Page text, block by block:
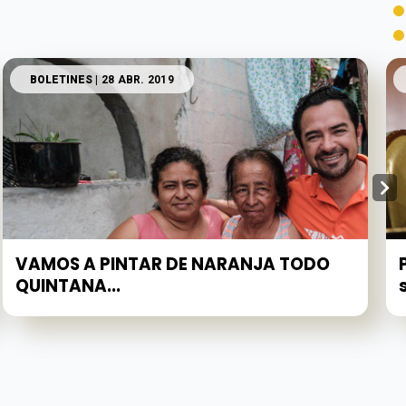
BOLETINES | 28 ABR. 2019
VAMOS A PINTAR DE NARANJA TODO
QUINTANA...